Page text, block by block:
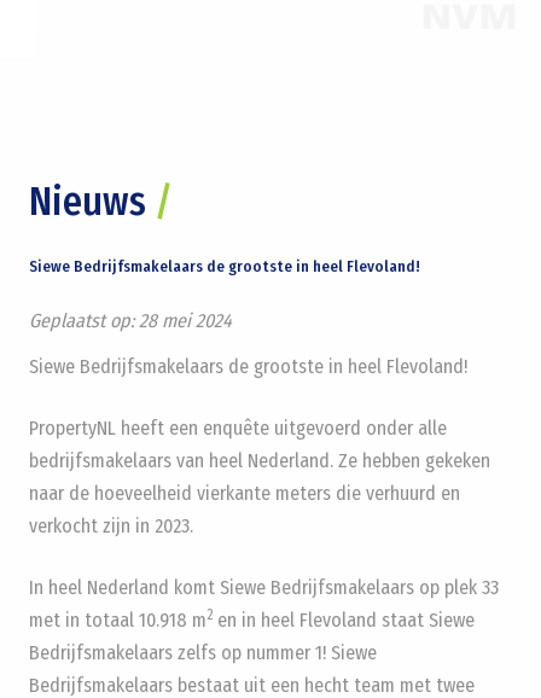
Nieuws /
Siewe Bedrijfsmakelaars de grootste in heel Flevoland!
Geplaatst op:28 mei 2024
Siewe Bedrijfsmakelaars de grootste in heel Flevoland!
PropertyNL heeft een enquête uitgevoerd onder alle
bedrijfsmakelaars van heel Nederland. Ze hebben gekeken
naar de hoeveelheid vierkante meters die verhuurd en
verkocht zijn in 2023.
In heel Nederland komt Siewe Bedrijfsmakelaars op plek 33
met in totaal 10.918 m2 en in heel Flevoland staat Siewe
Bedrijfsmakelaars zelfs op nummer 1! Siewe
Bedrijfsmakelaars bestaat uit een hecht team met twee